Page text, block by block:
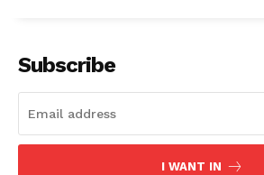
Subscribe
I WANT IN